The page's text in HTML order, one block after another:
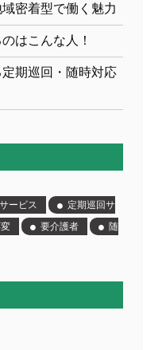
密着型で働く魅力
はこんな人！
期巡回・随時対応
ービス
定期巡回サ
要介護者
随